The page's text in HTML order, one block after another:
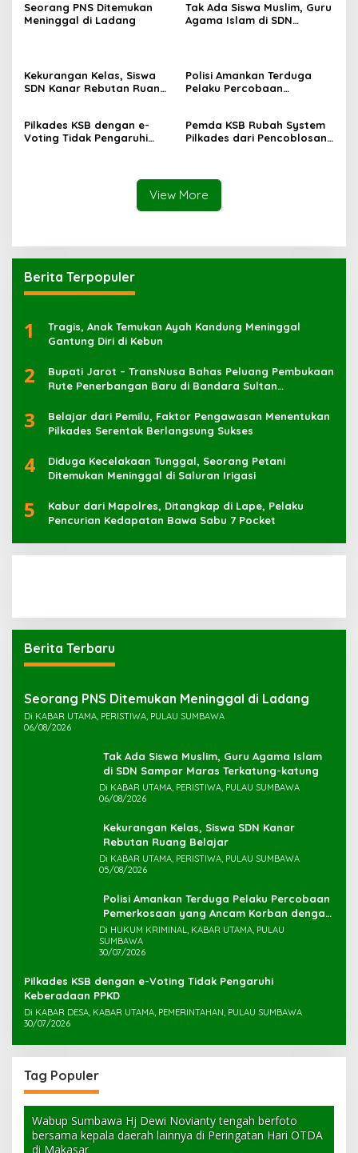
Seorang PNS Ditemukan
Meninggal di Ladang
Tak Ada Siswa Muslim, Guru
Agama Islam di SDN
Kekurangan Kelas, Siswa
SDN Kanar Rebutan Ruang
Polisi Amankan Terduga
Pelaku Percobaan
Pilkades KSB dengan e-
Voting Tidak Pengaruhi
Pemda KSB Rubah System
Pilkades dari Pencoblosan
View More
Berita Terpopuler
1
Tragis, Anak Temukan Ayah Kandung Meninggal
Gantung Diri di Kebun
2
Bupati Jarot – TransNusa Bahas Peluang Pembukaan
Rute Penerbangan Baru di Bandara Sultan
3
Belajar dari Pemilu, Faktor Pengawasan Menentukan
Pilkades Serentak Berlangsung Sukses
4
Diduga Kecelakaan Tunggal, Seorang Petani
Ditemukan Meninggal di Saluran Irigasi
5
Kabur dari Mapolres, Ditangkap di Lape, Pelaku
Pencurian Kedapatan Bawa Sabu 7 Pocket
Berita Terbaru
Seorang PNS Ditemukan Meninggal di Ladang
Di KABAR UTAMA, PERISTIWA, PULAU SUMBAWA
06/08/2026
Tak Ada Siswa Muslim, Guru Agama Islam
di SDN Sampar Maras Terkatung-katung ‎
Di KABAR UTAMA, PERISTIWA, PULAU SUMBAWA
06/08/2026
Kekurangan Kelas, Siswa SDN Kanar
Rebutan Ruang Belajar
Di KABAR UTAMA, PERISTIWA, PULAU SUMBAWA
05/08/2026
Polisi Amankan Terduga Pelaku Percobaan
Pemerkosaan yang Ancam Korban dengan
Parang
Di HUKUM KRIMINAL, KABAR UTAMA, PULAU
SUMBAWA
30/07/2026
Pilkades KSB dengan e-Voting Tidak Pengaruhi
Keberadaan PPKD
Di KABAR DESA, KABAR UTAMA, PEMERINTAHAN, PULAU SUMBAWA
30/07/2026
Tag Populer
Wabup Sumbawa Hj Dewi Novianty tengah berfoto
bersama kepala daerah lainnya di Peringatan Hari OTDA
di Makasar